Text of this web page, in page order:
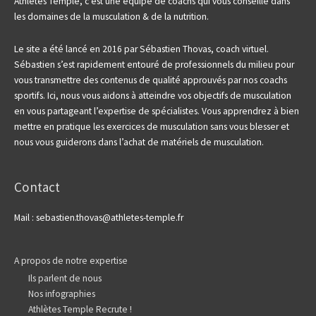
les domaines de la musculation & de la nutrition.
Le site a été lancé en 2016 par Sébastien Thovas, coach virtuel.
Sébastien s’est rapidement entouré de professionnels du milieu pour
vous transmettre des contenus de qualité approuvés par nos coachs
sportifs. Ici, nous vous aidons à atteindre vos objectifs de musculation
en vous partageant l’expertise de spécialistes. Vous apprendrez à bien
mettre en pratique les exercices de musculation sans vous blesser et
nous vous guiderons dans l’achat de matériels de musculation.
Contact
Mail : sebastien.thovas@athletes-temple.fr
A propos de notre expertise
Ils parlent de nous
Nos infographies
Athlètes Temple Recrute !